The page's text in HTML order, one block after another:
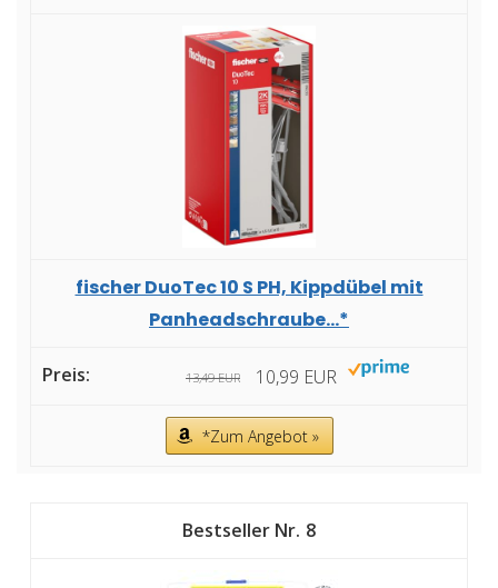
fischer DuoTec 10 S PH, Kippdübel mit
Panheadschraube...*
13,49 EUR 10,99 EUR
*Zum Angebot »
8